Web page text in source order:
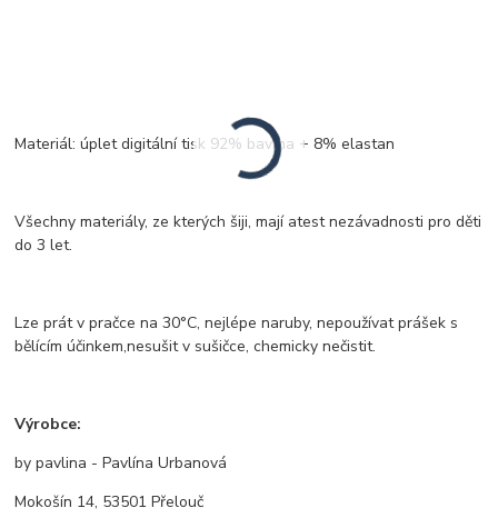
Materiál: úplet digitální tisk 92% bavlna + 8% elastan
Všechny materiály, ze kterých šiji, mají atest nezávadnosti pro děti
do 3 let.
Lze prát v pračce na 30°C, nejlépe naruby, nepoužívat prášek s
bělícím účinkem,nesušit v sušičce, chemicky nečistit.
Výrobce:
by pavlina - Pavlína Urbanová
Mokošín 14, 53501 Přelouč